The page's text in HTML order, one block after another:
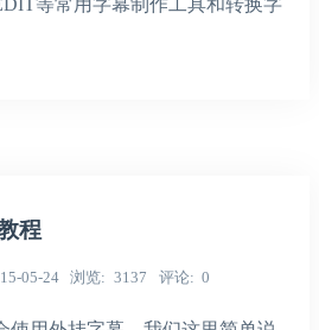
程
05-24 浏览 3137 评论 0